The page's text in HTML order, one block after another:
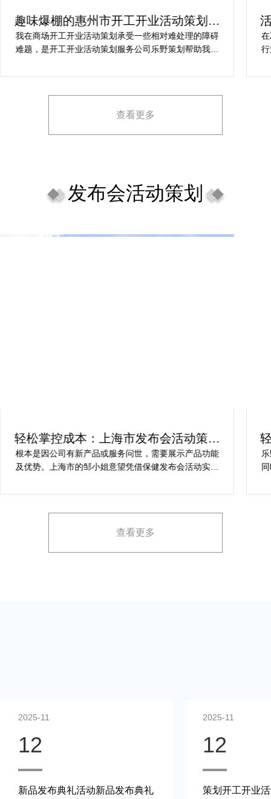
趣味爆棚的惠州市开工开业活动策划方
案精选
我在商场开工开业活动策划承受一些相对难处理的障碍
难题，是开工开业活动策划服务公司乐野策划帮助我完
场开工开业活动策划堪称完美，下次有计划还会选择乐
查看更多
发布会活动策划
轻松掌控成本：上海市发布会活动策划
方案指南
根本是因公司有新产品或服务问世，需要展示产品功能
及优势。上海市的邹小姐意望凭借保健发布会活动实现
占有率。在策划时间里却遇到这些难题缺乏专业的产品
展示方案，以最大化媒体报道和消费者关注。
查看更多
2025-11
12
新品发布典礼活动新品发布典礼
2025-11
12
策划开工开业